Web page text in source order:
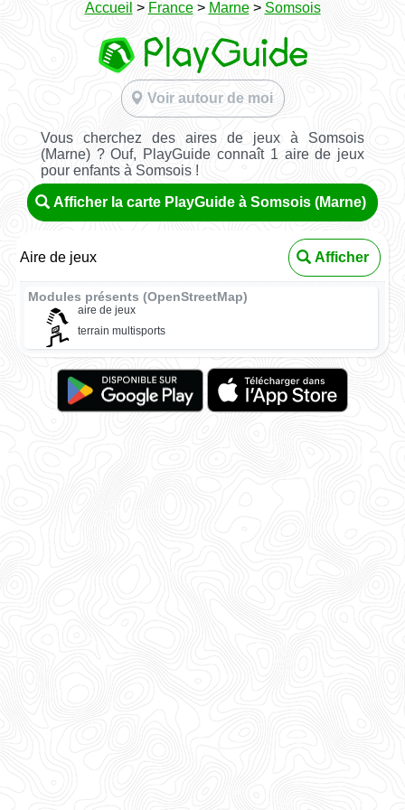
Accueil > France> Marne> Somsois
Voir autour de moi
Vous cherchez des aires de jeux à Somsois
(Marne) ? Ouf, PlayGuide connaît 1 aire de jeux
pour enfants à Somsois !
Afficher la carte PlayGuide à Somsois (Marne)
Aire de jeux Afficher
Modules présents (OpenStreetMap)
aire de jeux
terrain multisports